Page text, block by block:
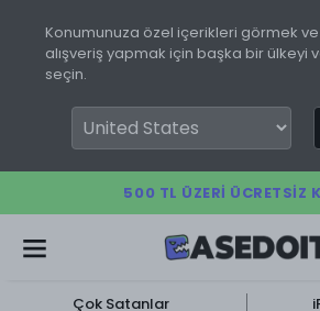
Konumunuza özel içerikleri görmek
alışveriş yapmak için başka bir ülkeyi
seçin.
500 TL ÜZERI ÜCRETSIZ
Çok Satanlar